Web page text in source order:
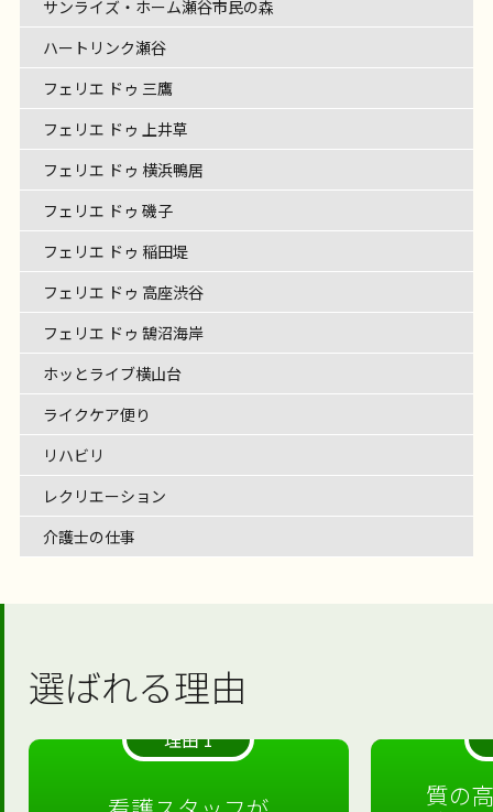
サンライズ・ホーム瀬谷市民の森
ハートリンク瀬谷
フェリエ ドゥ 三鷹
フェリエ ドゥ 上井草
フェリエ ドゥ 横浜鴨居
フェリエ ドゥ 磯子
フェリエ ドゥ 稲田堤
フェリエ ドゥ 高座渋谷
フェリエ ドゥ 鵠沼海岸
ホッとライブ横山台
ライクケア便り
リハビリ
レクリエーション
介護士の仕事
選ばれる理由
理由 1
質の